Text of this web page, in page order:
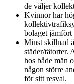
de väljer
Kvinnor har
bolaget
Minst skillnad
städer/tätorter.
hos både män
någon större
för sitt resval.